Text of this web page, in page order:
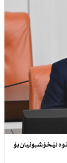
لێخۆشبونیان بۆ